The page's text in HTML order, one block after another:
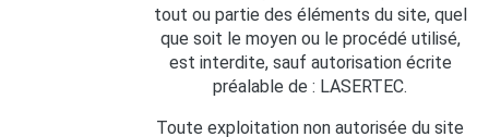
tout ou partie des éléments du site, quel
que soit le moyen ou le procédé utilisé,
est interdite, sauf autorisation écrite
préalable de : LASERTEC.
Toute exploitation non autorisée du site